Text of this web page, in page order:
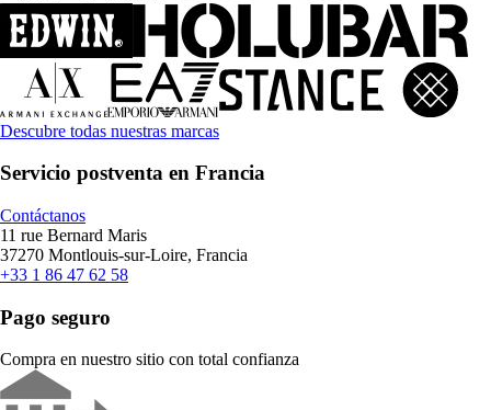
Descubre todas nuestras marcas
Servicio postventa en Francia
Contáctanos
11 rue Bernard Maris
37270 Montlouis-sur-Loire, Francia
+33 1 86 47 62 58
Pago seguro
Compra en nuestro sitio con total confianza